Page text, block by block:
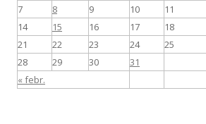
« febr.
7
8 9 10 11
14
15 16 17 18
21
22 23 24 25
28
29 30 31